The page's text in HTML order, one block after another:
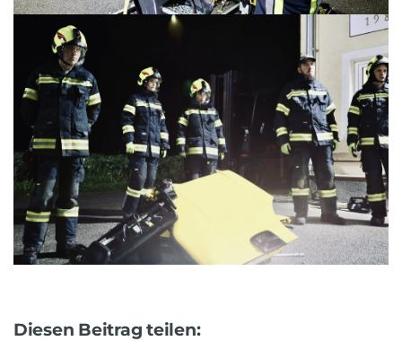
Diesen Beitrag teilen: